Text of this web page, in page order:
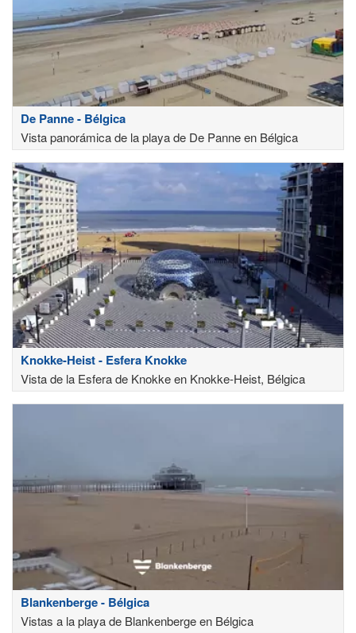
De Panne - Bélgica
Vista panorámica de la playa de De Panne en Bélgica
Knokke-Heist - Esfera Knokke
Vista de la Esfera de Knokke en Knokke-Heist, Bélgica
Blankenberge - Bélgica
Vistas a la playa de Blankenberge en Bélgica